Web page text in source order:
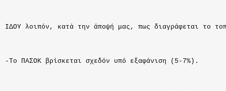
ΙΔΟΥ λοιπόν, κατά την άποψή μας, πως διαγράφεται το
-Το ΠΑΣΟΚ βρίσκεται σχεδόν υπό εξαφάνιση (5-7%) .